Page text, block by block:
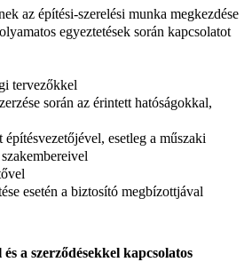
az építési-szerelési munka megkezdése
egyeztetések során kapcsolatot
tervezőkkel
során az érintett hatóságokkal,
esetleg a műszaki
esetén a biztosító megbízottjával
a szerződésekkel kapcsolatos